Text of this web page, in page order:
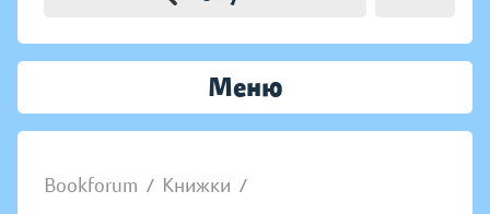
Меню
Bookforum / Книжки /